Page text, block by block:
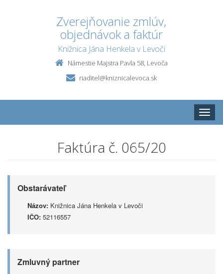
Zverejňovanie zmlúv,
objednávok a faktúr
Knižnica Jána Henkela v Levoči
Námestie Majstra Pavla 58, Levoča
riaditel@kniznicalevoca.sk
Toggle
Faktúra č. 065/20
Obstarávateľ
Názov: Knižnica Jána Henkela v Levoči
IČO: 52116557
Zmluvný partner